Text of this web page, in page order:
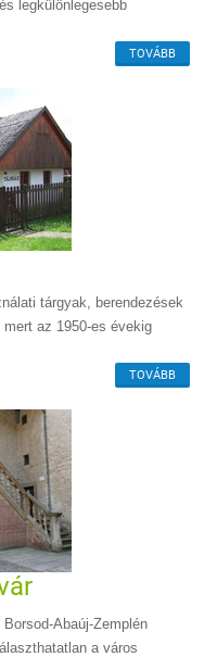
legkülönlegesebb
TOVÁBB
tárgyak, berendezések
az 1950-es évekig
TOVÁBB
Abaúj-Zemplén
a város